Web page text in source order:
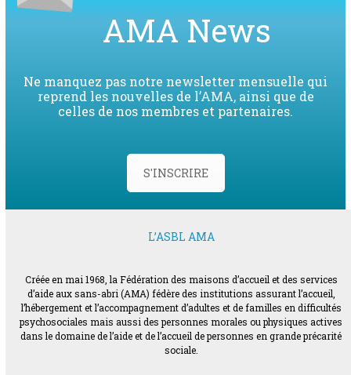
AMA News
Ne manquez pas notre newsletter mensuelle qui
reprend les nouvelles de l’AMA, ainsi que de
celles de nos membres et partenaires.
S'INSCRIRE
L’ASBL AMA
Créée en mai 1968, la Fédération des maisons d’accueil et des services
d’aide aux sans-abri (AMA) fédère des institutions assurant l’accueil,
l’hébergement et l’accompagnement d’adultes et de familles en difficultés
psychosociales mais aussi des personnes morales ou physiques actives
dans le domaine de l’aide et de l’accueil de personnes en grande précarité
sociale.